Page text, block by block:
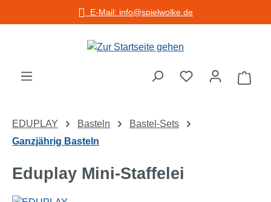
Zum Hauptinhalt springenE-Mail: info@spielwolke.de
EDUPLAY Basteln
Bastel-Sets
Ganzjährig Basteln
Eduplay Mini-Staffelei